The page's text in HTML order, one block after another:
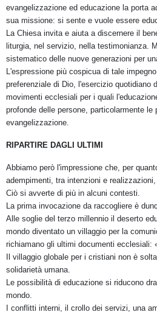
evangelizzazione ed educazione la porta
sua missione: si sente e vuole essere
La Chiesa invita e aiuta a discernere il
liturgia, nel servizio, nella testimonianza.
sistematico delle nuove generazioni per
L'espressione più cospicua di tale
preferenziale di Dio, l'esercizio quotidiano
movimenti ecclesiali per i quali
profonde delle persone, particolarmente
evangelizzazione.
RIPARTIRE DAGLI ULTIMI
Abbiamo però l'impressione che, per
adempimenti, tra intenzioni e
Ciò si avverte di più in alcuni contesti.
La prima invocazione da raccogliere è
Alle soglie del terzo millennio il deserto
mondo diventato un villaggio per la
richiamano gli ultimi documenti ecclesiali:
Il villaggio globale per i cristiani non è
solidarietà umana.
Le possibilità di educazione si riducono
mondo.
I conflitti interni, il crollo dei servizi, una